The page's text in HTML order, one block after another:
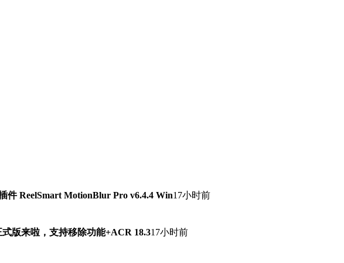
件 ReelSmart MotionBlur Pro v6.4.4 Win17小时前
式版来啦，支持移除功能+ACR 18.317小时前